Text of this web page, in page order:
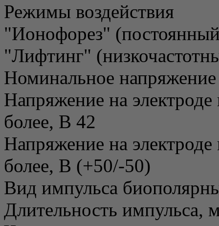
Режимы воздействия
"Ионофорез"
"Лифтинг"
Номинальное
Напряжение на
более, В 42
Напряжение на
более, В (+50/-50)
Вид импульса
Длительность импульса,